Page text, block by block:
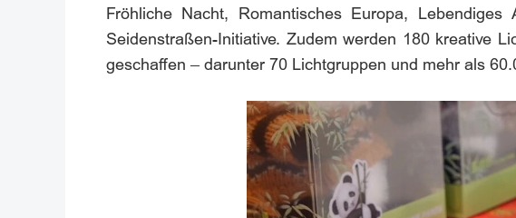
Fröhliche Nacht, Romantisches Europa,
Seidenstraßen-Initiative. Zudem werden 180 kreative
geschaffen – darunter 70 Lichtgruppen und mehr als